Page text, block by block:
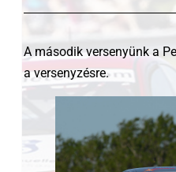
A második versenyünk a
a versenyzésre.